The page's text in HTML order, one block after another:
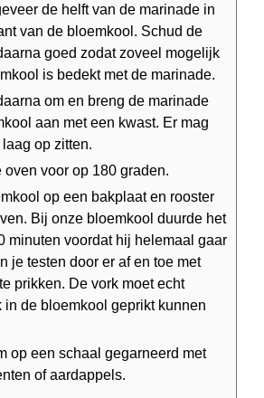
de helft van de marinade in
van de bloemkool. Schud de
goed zodat zoveel mogelijk
is bedekt met de marinade.
om en breng de marinade
aan met een kwast. Er mag
op zitten.
oven voor op 180 graden.
op een bakplaat en rooster
Bij onze bloemkool duurde het
minuten voordat hij helemaal gaar
je testen door er af en toe met
prikken. De vork moet echt
in de bloemkool geprikt kunnen
op een schaal gegarneerd met
of aardappels.